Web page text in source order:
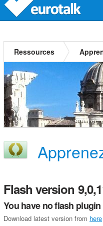
Ressources
Flash version
You have no flash
Download latest version from here